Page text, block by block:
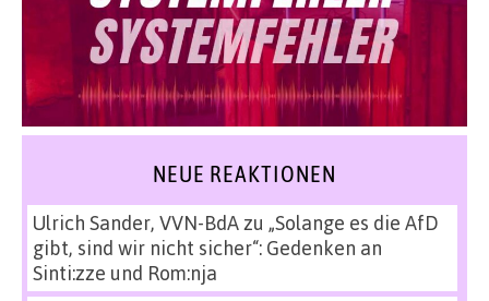
NEUE REAKTIONEN
Ulrich Sander, VVN-BdAzu „Solange es die AfD
gibt, sind wir nicht sicher“: Gedenken an
Sinti:zze und Rom:nja